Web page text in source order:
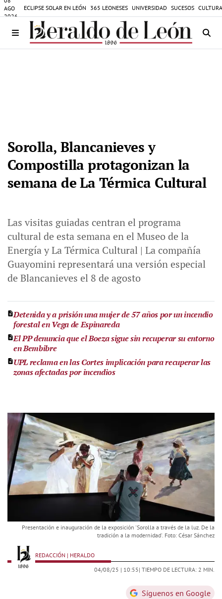
AGO
2026
ECLIPSE SOLAR EN LEÓN 365 LEONESES UNIVERSIDAD SUCESOS
Sorolla, Blancanieves y
Compostilla protagonizan la
semana de La Térmica Cultural
Las visitas guiadas centran el programa
cultural de esta semana en el Museo de la
Energía y La Térmica Cultural | La compañía
Guayomini representará una versión especial
de Blancanieves el 8 de agosto
Detenida y a prisión una mujer de 57 años por un incendio
forestal en Vega de Espinareda
El PP denuncia que el Boeza sigue sin recuperar su entorno
en Bembibre
UPL reclama en las Cortes implicación para recuperar las
zonas afectadas por incendios
Presentación e inauguración de la exposición 'Sorolla a través de la luz. De la
tradición a la modernidad'. Foto: César Sánchez
REDACCIÓN | HERALDO
04/08/25 | 10:55| TIEMPO DE LECTURA: 2 MIN.
Síguenos en Google